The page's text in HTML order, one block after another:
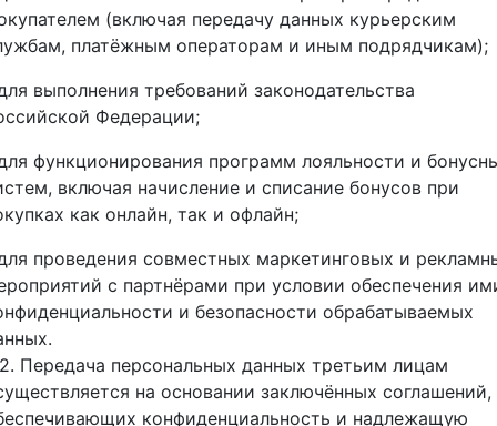
(включая передачу данных курьерским
платёжным операторам и иным подрядчикам);
выполнения требований законодательства
Федерации;
функционирования программ лояльности и
включая начисление и списание бонусов при
как онлайн, так и офлайн;
проведения совместных маркетинговых и
с партнёрами при условии обеспечения
и безопасности обрабатываемых
Передача персональных данных третьим лицам
на основании заключённых соглашений,
конфиденциальность и надлежащую